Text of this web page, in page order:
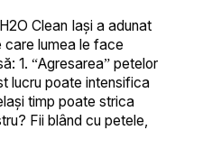
Clean Iași a adunat
lumea le face
1. “Agresarea” petelor
lucru poate intensifica
timp poate strica
Fii blând cu petele,